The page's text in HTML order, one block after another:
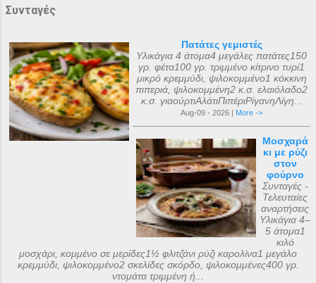
Συνταγές
Πατάτες γεμιστές
Υλικάγια 4 άτομα4 μεγάλες πατάτες150
γρ. φέτα100 γρ. τριμμένο κίτρινο τυρί1
μικρό κρεμμύδι, ψιλοκομμένο1 κόκκινη
πιπεριά, ψιλοκομμένη2 κ.σ. ελαιόλαδο2
κ.σ. γιαούρτιΑλάτιΠιπέριΡίγανηΛίγη...
Aug-09 - 2026 | More ->
Μοσχαρά
κι με ρύζι
στον
φούρνο
Συνταγές -
Τελευταίες
αναρτήσεις
Υλικάγια 4–
5 άτομα1
κιλό
μοσχάρι, κομμένο σε μερίδες1½ φλιτζάνι ρύζι καρολίνα1 μεγάλο
κρεμμύδι, ψιλοκομμένο2 σκελίδες σκόρδο, ψιλοκομμένες400 γρ.
ντομάτα τριμμένη ή...